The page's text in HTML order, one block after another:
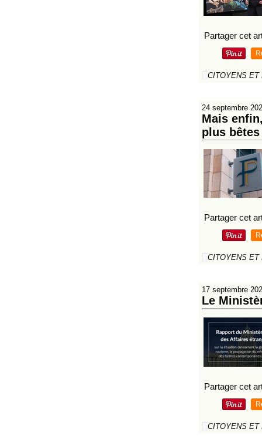
Partager cet
CITOYENS ET
24 septembre
Mais
plus
Partager cet
CITOYENS ET
17 septembre
Le
Partager cet
CITOYENS ET